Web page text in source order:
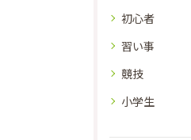
初心者
習い事
競技
小学生